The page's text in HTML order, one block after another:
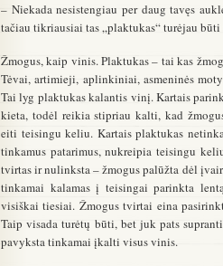
– Niekada nesistengiau per daug tavęs
tačiau tikriausiai tas „plaktukas“ turėjau
Žmogus, kaip vinis. Plaktukas – tai kas
Tėvai, artimieji, aplinkiniai, asmeninės
Tai lyg plaktukas kalantis vinį. Kartais
kieta, todėl reikia stipriau kalti, kad
eiti teisingu keliu. Kartais plaktukas
tinkamus patarimus, nukreipia teisingu
tvirtas ir nulinksta – žmogus palūžta dėl
tinkamai kalamas į teisingai parinkta
visiškai tiesiai. Žmogus tvirtai eina
Taip visada turėtų būti, bet juk pats
pavyksta tinkamai įkalti visus vinis.